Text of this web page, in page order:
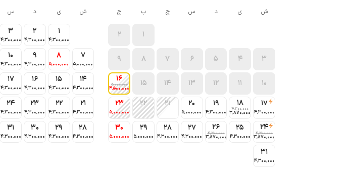
ش ی د س چ پ ج
1
2
3
4
5
6
7
8
9
10
11
12
13
14
15
16
5٬000٬000
4٬500٬000
17
4٬300٬000
18
4٬300٬000
3٬870٬000
19
4٬300٬000
20
5٬000٬000
21
22
23
5٬000٬000
24
4٬300٬000
3٬870٬000
25
4٬300٬000
26
4٬300٬000
3٬870٬000
27
4٬300٬000
28
4٬300٬000
29
5٬000٬000
30
5٬000٬000
31
4٬300٬000
ش ی د س
1
4٬300٬000
2
4٬300٬000
3
4٬300٬000
7
5٬000٬000
8
5٬000٬000
9
4٬300٬000
10
4٬300٬000
14
4٬300٬000
15
4٬300٬000
16
4٬300٬000
17
4٬300٬000
21
4٬300٬000
22
4٬300٬000
23
4٬300٬000
24
4٬300٬000
28
4٬300٬000
29
4٬300٬000
30
4٬300٬000
31
4٬300٬000